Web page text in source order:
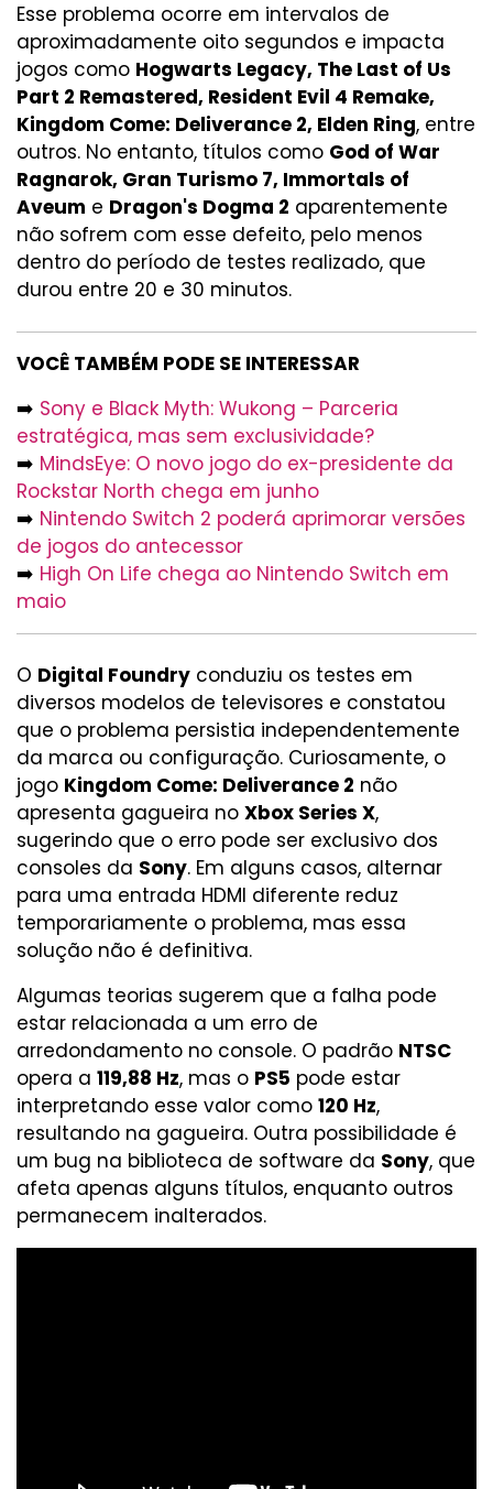
Esse problema ocorre em intervalos de
aproximadamente oito segundos e impacta
jogos como Hogwarts Legacy, The Last of Us
Part 2 Remastered, Resident Evil 4 Remake,
Kingdom Come: Deliverance 2, Elden Ring, entre
outros. No entanto, títulos como God of War
Ragnarok, Gran Turismo 7, Immortals of
Aveum e Dragon's Dogma 2 aparentemente
não sofrem com esse defeito, pelo menos
dentro do período de testes realizado, que
durou entre 20 e 30 minutos.
VOCÊ TAMBÉM PODE SE INTERESSAR
➡️ Sony e Black Myth: Wukong – Parceria
estratégica, mas sem exclusividade?
➡️ MindsEye: O novo jogo do ex-presidente da
Rockstar North chega em junho
➡️ Nintendo Switch 2 poderá aprimorar versões
de jogos do antecessor
➡️ High On Life chega ao Nintendo Switch em
maio
O Digital Foundry conduziu os testes em
diversos modelos de televisores e constatou
que o problema persistia independentemente
da marca ou configuração. Curiosamente, o
jogo Kingdom Come: Deliverance 2 não
apresenta gagueira no Xbox Series X,
sugerindo que o erro pode ser exclusivo dos
consoles da Sony. Em alguns casos, alternar
para uma entrada HDMI diferente reduz
temporariamente o problema, mas essa
solução não é definitiva.
Algumas teorias sugerem que a falha pode
estar relacionada a um erro de
arredondamento no console. O padrão NTSC
opera a 119,88 Hz, mas o PS5 pode estar
interpretando esse valor como 120 Hz,
resultando na gagueira. Outra possibilidade é
um bug na biblioteca de software da Sony, que
afeta apenas alguns títulos, enquanto outros
permanecem inalterados.